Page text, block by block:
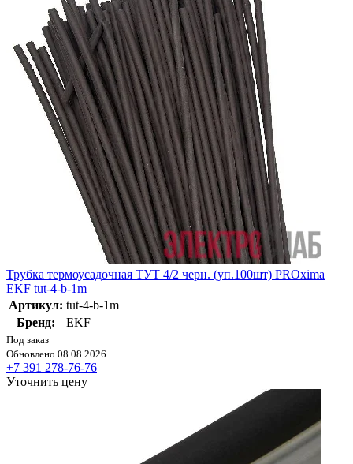
Трубка термоусадочная ТУТ 4/2 черн. (уп.100шт) PROxima
EKF tut-4-b-1m
Артикул: tut-4-b-1m
Бренд:
EKF
Под заказ
Обновлено 08.08.2026
+7 391 278-76-76
Уточнить цену